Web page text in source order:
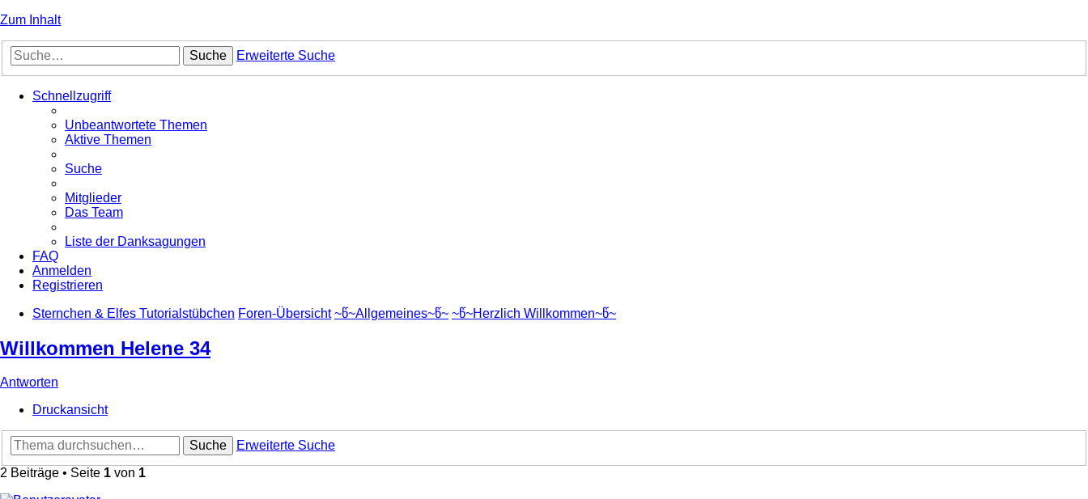
Zum Inhalt
Suche Erweiterte Suche
Schnellzugriff
Unbeantwortete Themen
Aktive Themen
Suche
Mitglieder
Das Team
Liste der Danksagungen
FAQ
Anmelden
Registrieren
Sternchen & Elfes Tutorialstübchen Foren-Übersicht ~წ~Allgemeines~წ~ ~წ~Herzlich Willkommen~წ~
Willkommen Helene 34
Antworten
Druckansicht
Suche
Erweiterte Suche
2 Beiträge • Seite 1 von 1